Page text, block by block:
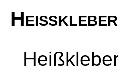
Heißkleber
Heißkleber - Heißkleber ist für direkte Verklebungen